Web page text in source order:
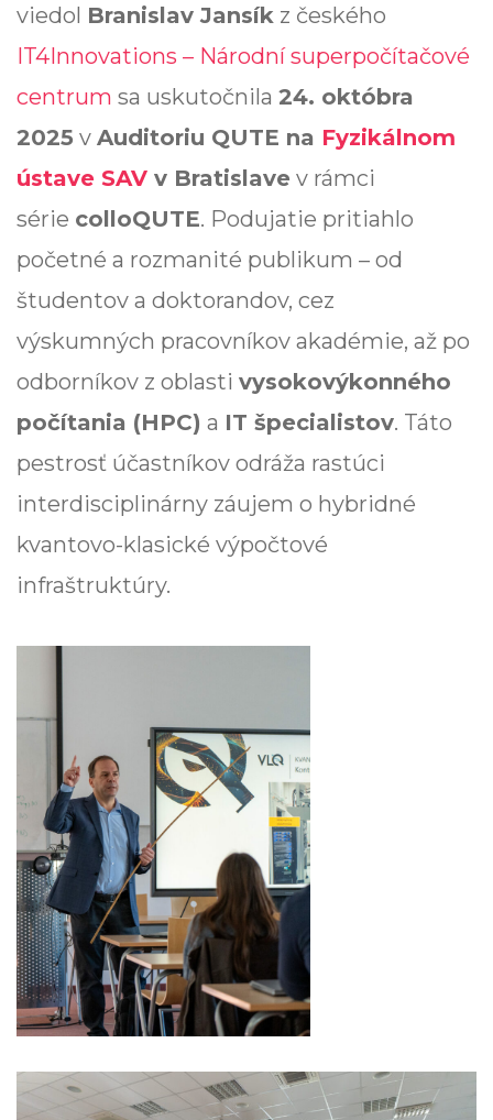
viedol Branislav Jansík z českého
IT4Innovations – Národní superpočítačové
centrum sa uskutočnila 24. októbra
2025 v Auditoriu QUTE na Fyzikálnom
ústave SAV v Bratislave v rámci
série colloQUTE. Podujatie pritiahlo
početné a rozmanité publikum – od
študentov a doktorandov, cez
výskumných pracovníkov akadémie, až po
odborníkov z oblasti vysokovýkonného
počítania (HPC) a IT špecialistov. Táto
pestrosť účastníkov odráža rastúci
interdisciplinárny záujem o hybridné
kvantovo-klasické výpočtové
infraštruktúry.